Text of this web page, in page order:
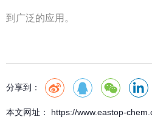
到广泛的应用。
分享到：
本文网址： https://www.eastop-